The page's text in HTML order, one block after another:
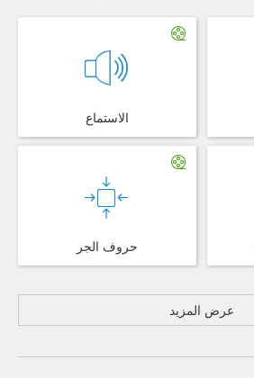
الاستماع
حروف الجر
عرض المزيد